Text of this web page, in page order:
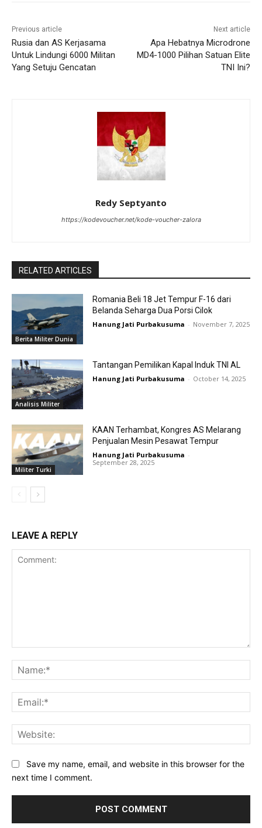
Previous article
Rusia dan AS Kerjasama
Untuk Lindungi 6000 Militan
Yang Setuju Gencatan
Next article
Apa Hebatnya Microdrone
MD4-1000 Pilihan Satuan Elite
TNI Ini?
Redy Septyanto
https://kodevoucher.net/kode-voucher-zalora
RELATED ARTICLES
Berita Militer Dunia
Romania Beli 18 Jet Tempur F-16 dari
Belanda Seharga Dua Porsi Cilok
Hanung Jati Purbakusuma - November 7, 2025
Analisis Militer
Tantangan Pemilikan Kapal Induk TNI AL
Hanung Jati Purbakusuma - October 14, 2025
Militer Turki
KAAN Terhambat, Kongres AS Melarang
Penjualan Mesin Pesawat Tempur
Hanung Jati Purbakusuma -
September 28, 2025
LEAVE A REPLY
Save my name, email, and website in this browser for the
next time I comment.